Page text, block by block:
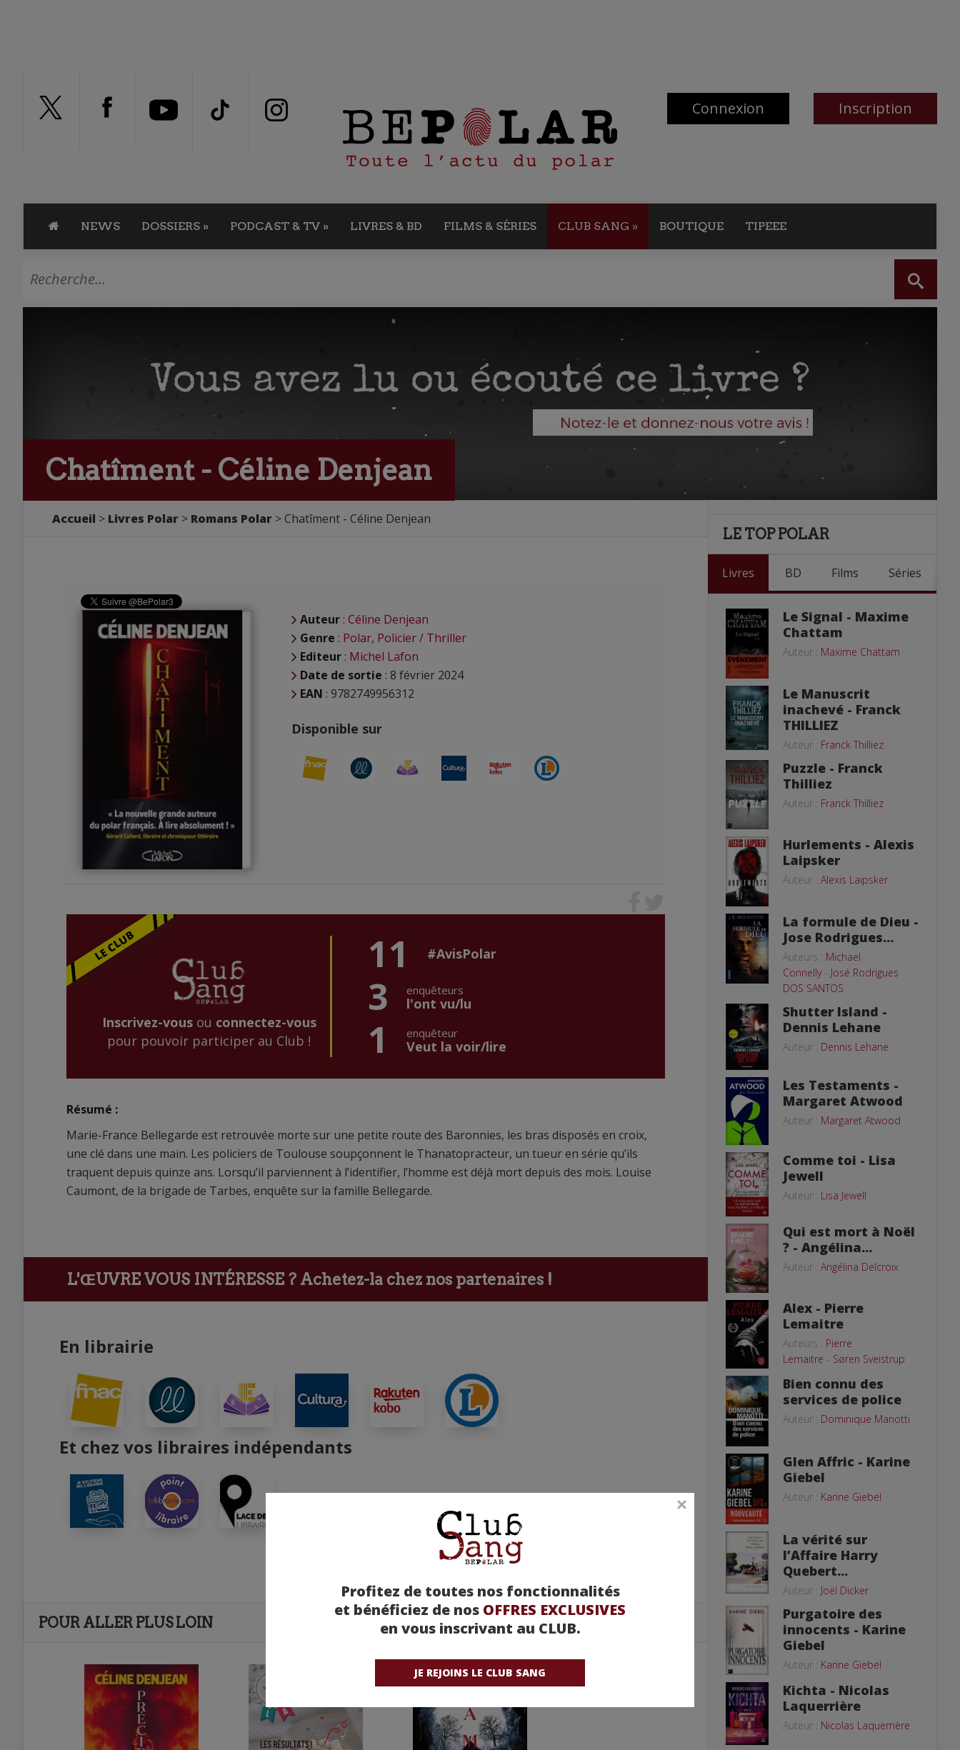
Connexion Inscription
NEWS DOSSIERS » PODCAST & TV » LIVRES & BD FILMS & SÉRIES CLUB SANG » BOUTIQUE TIPEEE
Profitez de toutes nos fonctionnalités
et bénéficiez de nos OFFRES EXCLUSIVES
en vous inscrivant au CLUB.
JE REJOINS LE CLUB SANG
Chatîment - Céline Denjean
Accueil Livres Polar Romans Polar Chatîment - Céline Denjean
Auteur : Céline Denjean
Genre : Polar, Policier / Thriller
Editeur : Michel Lafon
Date de sortie : 8 février 2024
EAN : 9782749956312
Disponible sur
Inscrivez-vousou connectez-vous
pour pouvoir participer au Club !
11 #AvisPolar
3 enquêteurs
l'ont vu/lu
1 enquêteur
Veut la voir/lire
Résumé :
Marie-France Bellegarde est retrouvée morte sur une petite route des Baronnies, les bras disposés en croix,
une clé dans une main. Les policiers de Toulouse soupçonnent le Thanatopracteur, un tueur en série qu’ils
traquent depuis quinze ans. Lorsqu’il parviennent à l’identifier, l’homme est déjà mort depuis des mois. Louise
Caumont, de la brigade de Tarbes, enquête sur la famille Bellegarde.
L'ŒUVRE VOUS INTÉRESSE ? Achetez-la chez nos partenaires !
En librairie
Et chez vos libraires indépendants
POUR ALLER PLUS LOIN
LE TOP POLAR
Livres BD Films Séries
Le Signal - Maxime
Chattam
Auteur : Maxime Chattam
Le Manuscrit
inachevé - Franck
THILLIEZ
Auteur : Franck Thilliez
Puzzle - Franck
Thilliez
Auteur : Franck Thilliez
Hurlements - Alexis
Laipsker
Auteur : Alexis Laipsker
La formule de Dieu -
Jose Rodrigues...
Auteurs : Michael
Connelly- José Rodrigues
DOS SANTOS
Shutter Island -
Dennis Lehane
Auteur : Dennis Lehane
Les Testaments -
Margaret Atwood
Auteur : Margaret Atwood
Comme toi - Lisa
Jewell
Auteur : Lisa Jewell
Qui est mort à Noël
? - Angélina...
Auteur : Angélina Delcroix
Alex - Pierre
Lemaitre
Auteurs : Pierre
Lemaitre - Søren Sveistrup
Bien connu des
services de police
Auteur : Dominique Manotti
Glen Affric - Karine
Giebel
Auteur : Karine Giebel
La vérité sur
l’Affaire Harry
Quebert...
Auteur : Joël Dicker
Purgatoire des
innocents - Karine
Giebel
Auteur : Karine Giebel
Kichta - Nicolas
Laquerrière
Auteur : Nicolas Laquerrière